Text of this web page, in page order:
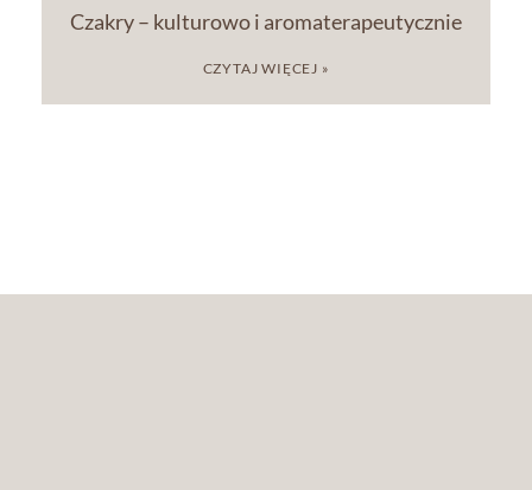
Czakry – kulturowo i aromaterapeutycznie
CZYTAJ WIĘCEJ »